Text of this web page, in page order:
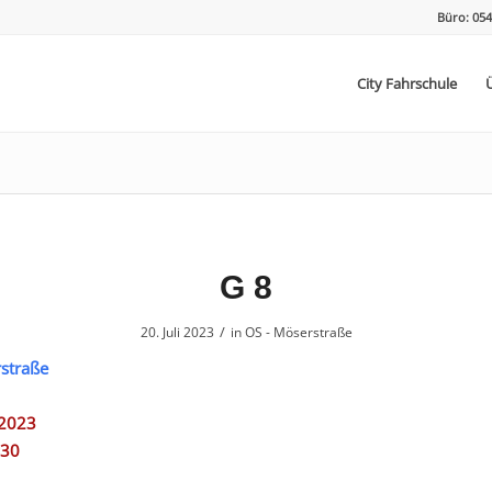
Büro:
City Fahrschule
G 8
20. Juli 2023 / inOS - Möserstraße